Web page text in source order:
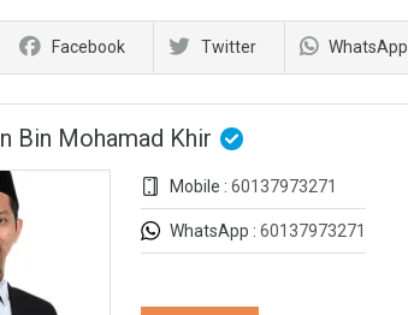
Facebook Twitter WhatsApp
Bin Mohamad Khir
Mobile : 60137973271
WhatsApp : 60137973271